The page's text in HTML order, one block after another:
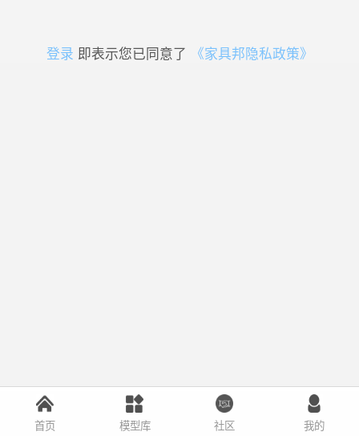
登录 即表示您已同意了 《家具邦隐私政策》
首页 模型库 社区 我的